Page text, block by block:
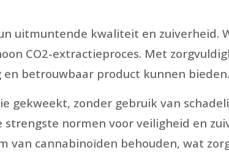
uitmuntende kwaliteit en
CO2-extractieproces. Met
betrouwbaar product kunnen bieden.
gekweekt, zonder gebruik van
normen voor veiligheid en
cannabinoïden behouden, wat